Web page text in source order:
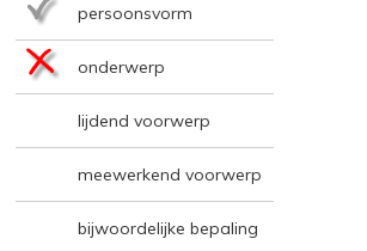
persoonsvorm
onderwerp
lijdend voorwerp
meewerkend voorwerp
bijwoordelijke bepaling